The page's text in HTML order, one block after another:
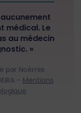
médical. Le
au médecin
»
par Noémie
– Mentions